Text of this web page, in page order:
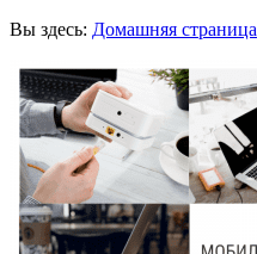
Вы здесь: Домашняя страница